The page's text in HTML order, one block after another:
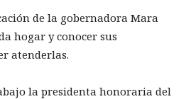
de la gobernadora Mara
hogar y conocer sus
atenderlas.
la presidenta honoraria del